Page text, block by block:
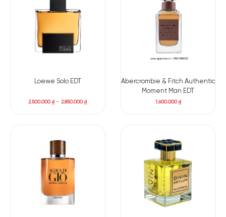
và tinh tế của mùi hương. Một cảm giác tuyệt vời như gelato
táo được hòa quyện với hương thảo và hạt tiêu hồng. Qua đó,
thúc đẩy niềm đam mê và sự gợi cảm của mùi hương này.
Hương thơm của cam Bergamot, bưởi và quả quýt tái hiện
Các tầng hương:
Hương đầu: Cam Bergamot, Quả bưởi, Quả quýt hồng, Quả
Loewe Solo EDT
2.500.000₫ –2.850.000₫
Abercrombie & Fitch Authentic
Moment Man EDT
1.600.000₫